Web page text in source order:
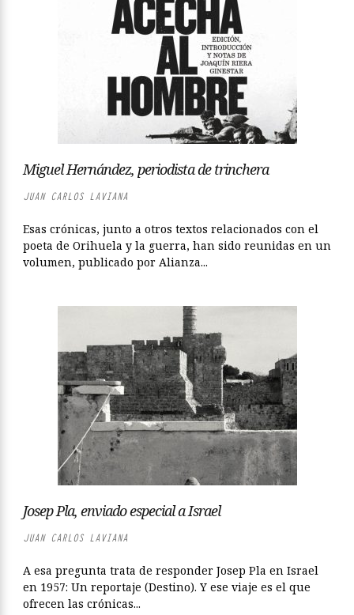
Miguel Hernández, periodista de trinchera
JUAN CARLOS LAVIANA
Esas crónicas, junto a otros textos relacionados con el
poeta de Orihuela y la guerra, han sido reunidas en un
volumen, publicado por Alianza...
Josep Pla, enviado especial a Israel
JUAN CARLOS LAVIANA
A esa pregunta trata de responder Josep Pla en Israel
en 1957: Un reportaje (Destino). Y ese viaje es el que
ofrecen las crónicas...